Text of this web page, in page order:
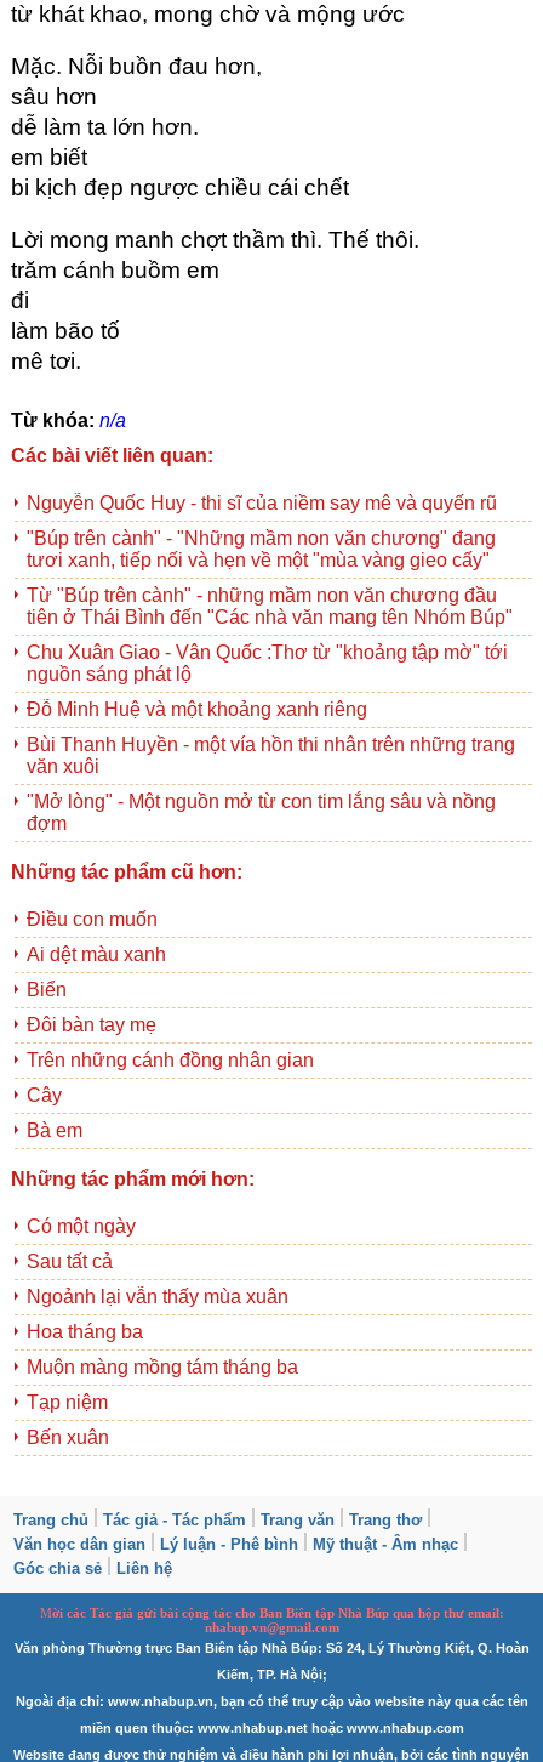
từ khát khao, mong chờ và mộng ước
Mặc. Nỗi buồn đau hơn,
sâu hơn
dễ làm ta lớn hơn.
em biết
bi kịch đẹp ngược chiều cái chết
Lời mong manh chợt thầm thì. Thế thôi.
trăm cánh buồm em
đi
làm bão tố
mê tơi.
Từ khóa: n/a
Các bài viết liên quan:
Nguyễn Quốc Huy - thi sĩ của niềm say mê và quyến rũ
"Búp trên cành" - "Những mầm non văn chương" đang
tươi xanh, tiếp nối và hẹn về một "mùa vàng gieo cấy"
Từ "Búp trên cành" - những mầm non văn chương đầu
tiên ở Thái Bình đến "Các nhà văn mang tên Nhóm Búp"
Chu Xuân Giao - Vân Quốc :Thơ từ "khoảng tập mờ" tới
nguồn sáng phát lộ
Đỗ Minh Huệ và một khoảng xanh riêng
Bùi Thanh Huyền - một vía hồn thi nhân trên những trang
văn xuôi
"Mở lòng" - Một nguồn mở từ con tim lắng sâu và nồng
đợm
Những tác phẩm cũ hơn:
Điều con muốn
Ai dệt màu xanh
Biển
Đôi bàn tay mẹ
Trên những cánh đồng nhân gian
Cây
Bà em
Những tác phẩm mới hơn:
Có một ngày
Sau tất cả
Ngoảnh lại vẫn thấy mùa xuân
Hoa tháng ba
Muộn màng mồng tám tháng ba
Tạp niệm
Bến xuân
Trang chủ Tác giả - Tác phẩm Trang văn
Trang thơ
Văn học dân gian
Lý luận - Phê bình
Mỹ thuật - Âm nhạc
Góc chia sẻ
Liên hệ
Mời các Tác giả gửi bài cộng táccho Ban Biên tập Nhà Búp qua hộp thư email:
nhabup.vn@gmail.com
Văn phòng Thường trực Ban Biên tập Nhà Búp: Số 24, Lý Thường Kiệt, Q. Hoàn
Kiếm, TP. Hà Nội;
Ngoài địa chỉ: www.nhabup.vn, bạn có thể truy cập vào website này qua các tên
miền quen thuộc: www.nhabup.net hoặc www.nhabup.com
Website đang được thử nghiệm và điều hành phi lợi nhuận, bởi các tình nguyện